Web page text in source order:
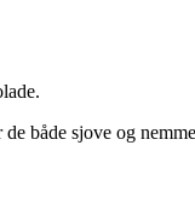
både sjove og